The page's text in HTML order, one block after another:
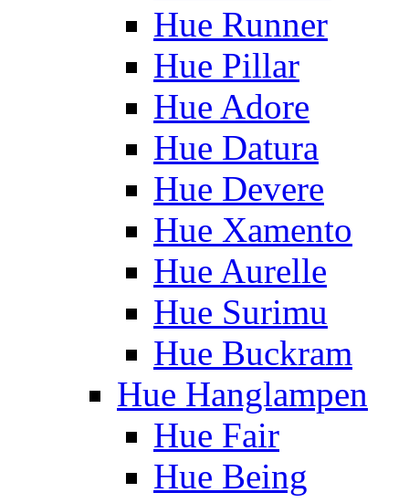
Hue Runner
Hue Pillar
Hue Adore
Hue Datura
Hue Devere
Hue Xamento
Hue Aurelle
Hue Surimu
Hue Buckram
Hue Hanglampen
Hue Fair
Hue Being